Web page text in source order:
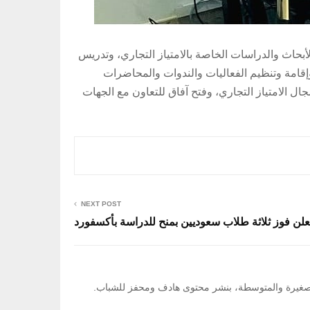
والدراسات الخاصة بالامتياز التجاري، وتدريس
وتنظيم الفعاليات والندوات والمحاضرات
الامتياز التجاري، وفتح آفاق للتعاون مع الجهات
NEXT POST
فوز ثلاثة طلاب سعوديين بمنح للدراسة بأكسفورد
الصغيرة والمتوسطة، بنشر محتوى هادف ومحفز للشباب.